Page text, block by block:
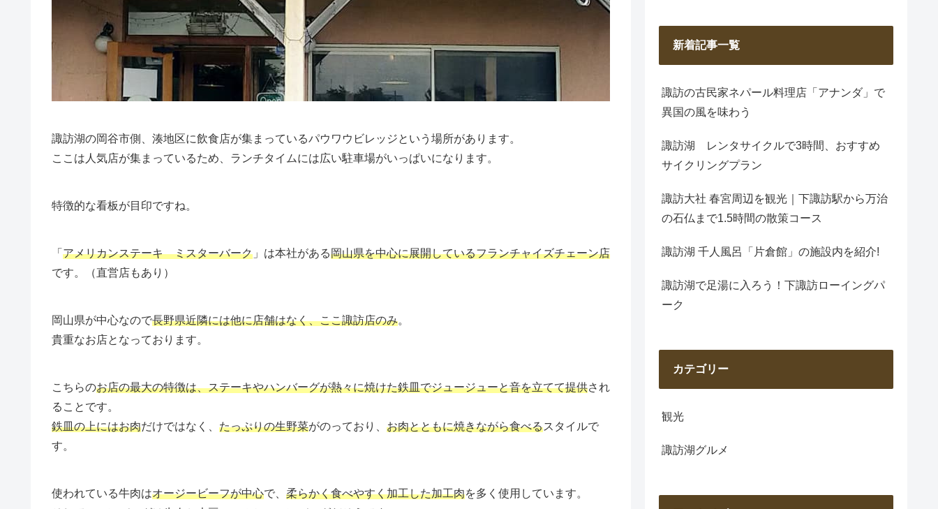
諏訪湖の岡谷市側、湊地区に飲食店が集まっているパウワウビレッジという場所があります。
ここは人気店が集まっているため、ランチタイムには広い駐車場がいっぱいになります。
特徴的な看板が目印ですね。
「 アメリカンステーキ ミスターバーク 」は本社がある岡山県を中心に展開しているフランチャイズチェーン店
です。（直営店もあり）
岡山県が中心なので長野県近隣には他に店舗はなく、ここ諏訪店のみ。
貴重なお店となっております。
こちらのお店の最大の特徴は、ステーキやハンバーグが熱々に焼けた鉄皿でジュージューと音を立てて提供され
ることです。
鉄皿の上にはお肉だけではなく、 たっぷりの生野菜がのっており、 お肉とともに焼きながら食べるスタイルで
す。
使われている牛肉はオージービーフが中心で、 柔らかく食べやすく加工した加工肉を多く使用しています。
新着記事一覧
諏訪の古民家ネパール料理店「アナンダ」で
異国の風を味わう
諏訪湖 レンタサイクルで3時間、おすすめ
サイクリングプラン
諏訪大社 春宮周辺を観光｜下諏訪駅から万治
の石仏まで1.5時間の散策コース
諏訪湖 千人風呂「片倉館」の施設内を紹介!
諏訪湖で足湯に入ろう！下諏訪ローイングパ
ーク
カテゴリー
観光
諏訪湖グルメ